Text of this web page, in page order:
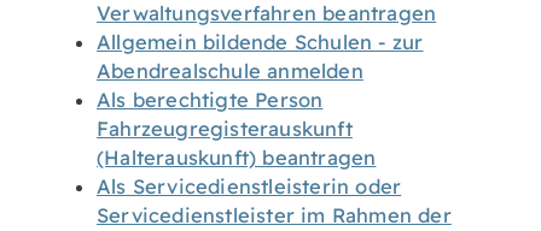
Verwaltungsverfahren beantragen
Allgemein bildende Schulen - zur
Abendrealschule anmelden
Als berechtigte Person
Fahrzeugregisterauskunft
(Halterauskunft) beantragen
Als Servicedienstleisterin oder
Servicedienstleister im Rahmen der